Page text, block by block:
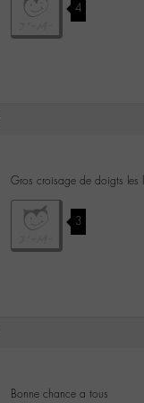
4
Gros croisage de doigts les
3
Bonne chance a tous